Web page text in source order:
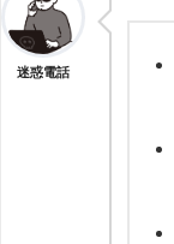
迷惑電話